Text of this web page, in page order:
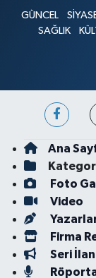
GÜNCEL
SAĞLIK
Ana
Foto
Video
Firma
Seri İlan